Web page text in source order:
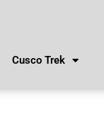
Cusco Trek